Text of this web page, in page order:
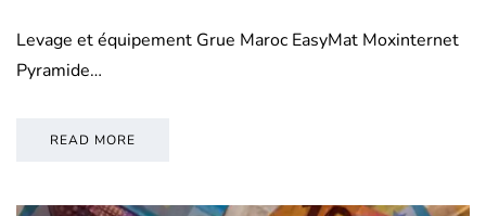
Levage et équipement Grue Maroc EasyMat Moxinternet
Pyramide…
READ MORE